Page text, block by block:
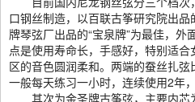
口钢丝制造，以百联古筝研究院出品
牌琴弦厂出品的“宝泉牌”为最佳，
点是使用寿命长，手感好，特别适
区的音色圆润柔和。两端的蚕丝扎弦
一般每天练习一小时，连续使用2年
其次为金圣牌古筝弦，主要内芯